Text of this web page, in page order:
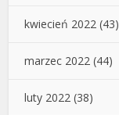
kwiecień 2022 (43)
marzec 2022 (44)
luty 2022 (38)